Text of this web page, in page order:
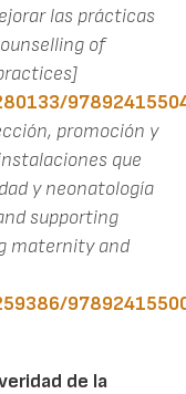
las prácticas
of
promoción y
que
y neonatología
supporting
maternity and
de la